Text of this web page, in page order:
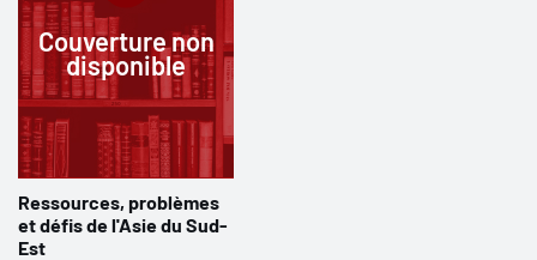
Couverture non
disponible
Ressources, problèmes
et défis de l'Asie du Sud-
Est